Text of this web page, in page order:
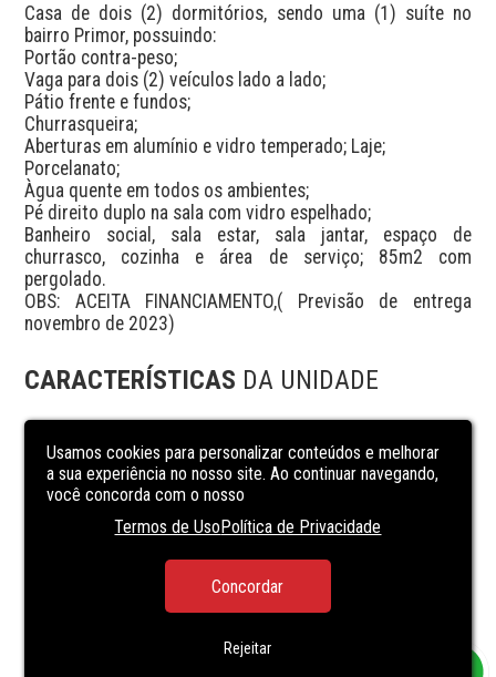
Casa de dois (2) dormitórios, sendo uma (1) suíte no
bairro Primor, possuindo:
Portão contra-peso;
Vaga para dois (2) veículos lado a lado;
Pátio frente e fundos;
Churrasqueira;
Aberturas em alumínio e vidro temperado; Laje;
Porcelanato;
Àgua quente em todos os ambientes;
Pé direito duplo na sala com vidro espelhado;
Banheiro social, sala estar, sala jantar, espaço de
churrasco, cozinha e área de serviço; 85m2 com
pergolado.
OBS: ACEITA FINANCIAMENTO,( Previsão de entrega
novembro de 2023)
CARACTERÍSTICAS DA UNIDADE
banheiro social
CLOSET
Usamos cookies para personalizar conteúdos e melhorar
a sua experiência no nosso site. Ao continuar navegando,
você concorda com o nosso
Termos de UsoPolítica de Privacidade
Concordar
Rejeitar